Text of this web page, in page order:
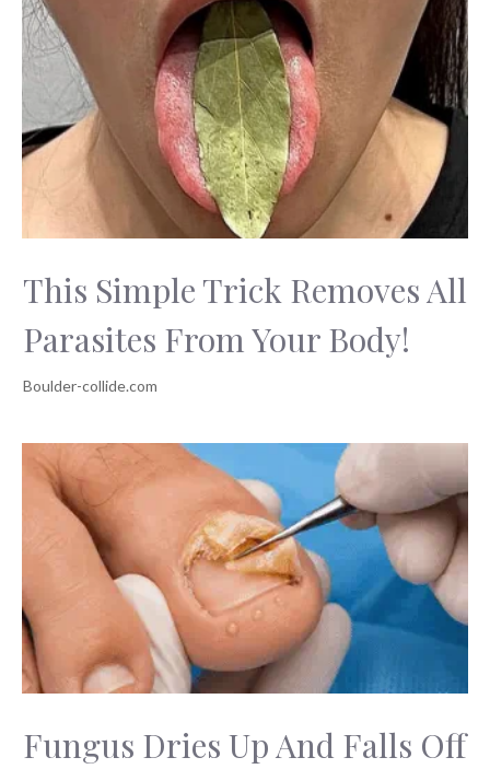
This Simple Trick Removes All
Parasites From Your Body!
Fungus Dries Up And Falls Off